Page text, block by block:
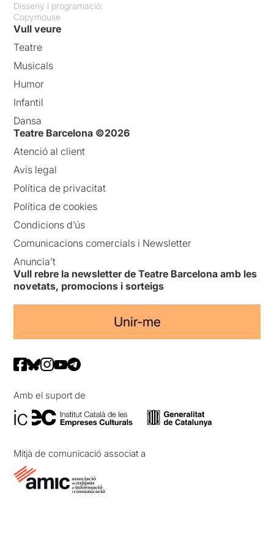
Disseny i programació:
Copymouse
Vull veure
Teatre
Musicals
Humor
Infantil
Dansa
Teatre Barcelona ©2026
Atenció al client
Avís legal
Política de privacitat
Política de cookies
Condicions d’ús
Comunicacions comercials i Newsletter
Anuncia’t
Vull rebre la newsletter de Teatre Barcelona amb les
novetats, promocions i sorteigs
Unir-me
Amb el suport de
Mitjà de comunicació associat a